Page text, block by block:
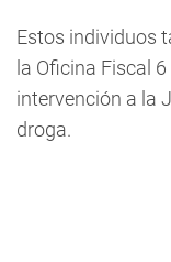
Estos individuos
la Oficina Fiscal
intervención a la
droga.